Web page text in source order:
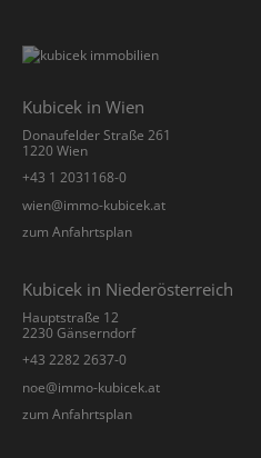
Kubicek in Wien
Donaufelder Straße 261
1220 Wien
+43 1 2031168-0
­wien@immo-kubicek.at
zum Anfahrtsplan
Kubicek in Niederösterreich
Hauptstraße 12
2230 Gänserndorf
+43 2282 2637-0
­noe@immo-kubicek.at
zum Anfahrtsplan